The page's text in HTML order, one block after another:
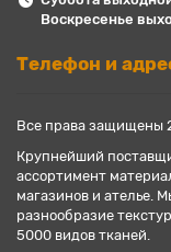
Воскресенье
Телефон и
Все права защищены
Крупнейший
ассортимент
магазинов и ателье.
разнообразие
5000 видов тканей.